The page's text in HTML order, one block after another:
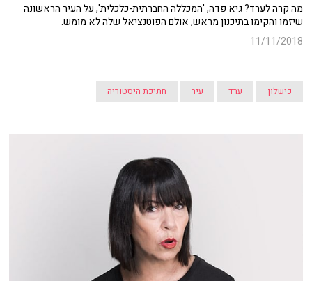
מה קרה לערד? גיא פדה, 'המכללה החברתית-כלכלית', על העיר הראשונה
שיזמו והקימו בתיכנון מראש, אולם הפוטנציאל שלה לא מומש.
11/11/2018
כישלון ערד עיר חתיכת היסטוריה